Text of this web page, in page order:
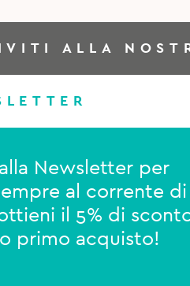
ALLA
Newsletter per
al corrente di
il 5% di
primo acquisto!